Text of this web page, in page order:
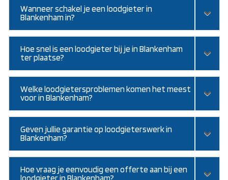
Wanneer schakel je een loodgieter in
Blankenham in?
Hoe snel is een loodgieter bij je in Blankenham
ter plaatse?
Welke loodgietersproblemen komen het meest
voor in Blankenham?
Geven jullie garantie op loodgieterswerk in
Blankenham?
Hoe vraag je eenvoudig een offerte aan bij een
loodgieter in Blankenham?